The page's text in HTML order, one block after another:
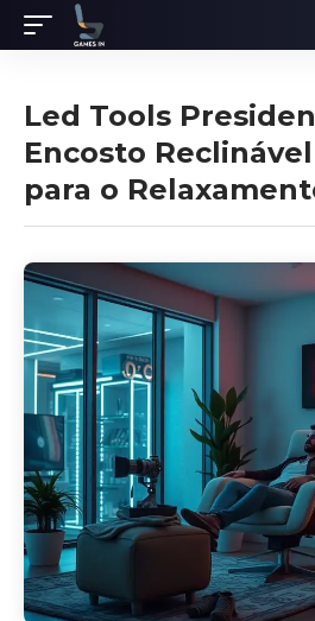
Led Tools
Encosto
para o